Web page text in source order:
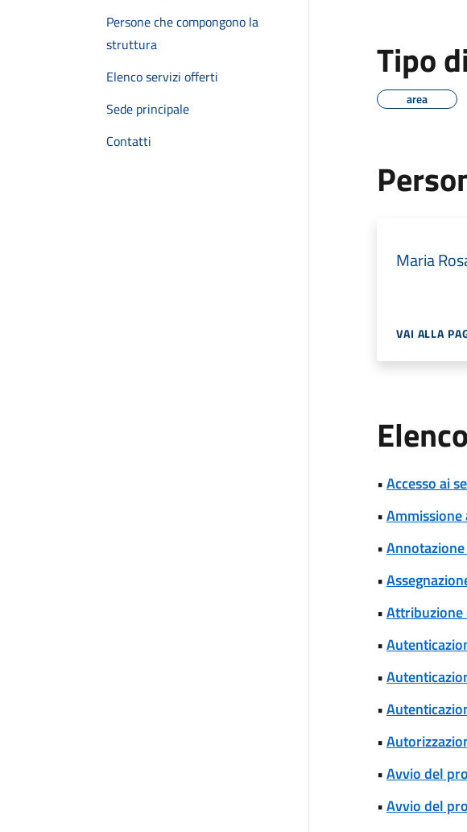
Persone che compongono la
struttura
Elenco servizi offerti
Sede principale
Contatti
Tipo
area
Maria
VAI ALLA
•Accesso ai
•
•
•
•Attribuzione
•
•
•
•
•Avvio del
•Avvio del